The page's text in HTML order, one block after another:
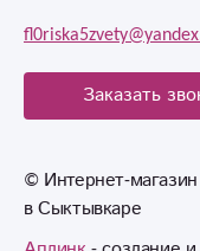
Заказать
© Интернет-
в Сыктывкаре